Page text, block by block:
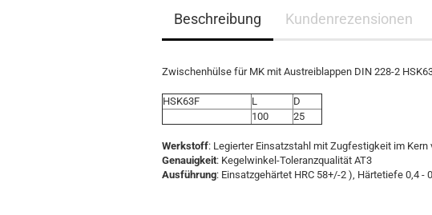
Beschreibung Kundenrezensionen
Zwischenhülse für MK mit Austreiblappen DIN 228-2
HSK63F L
D
100
25
Werkstoff: Legierter Einsatzstahl mit Zugfestigkeit im Kern
Genauigkeit: Kegelwinkel-Toleranzqualität AT3
Ausführung: Einsatzgehärtet HRC 58+/-2 ), Härtetiefe 0,4 -